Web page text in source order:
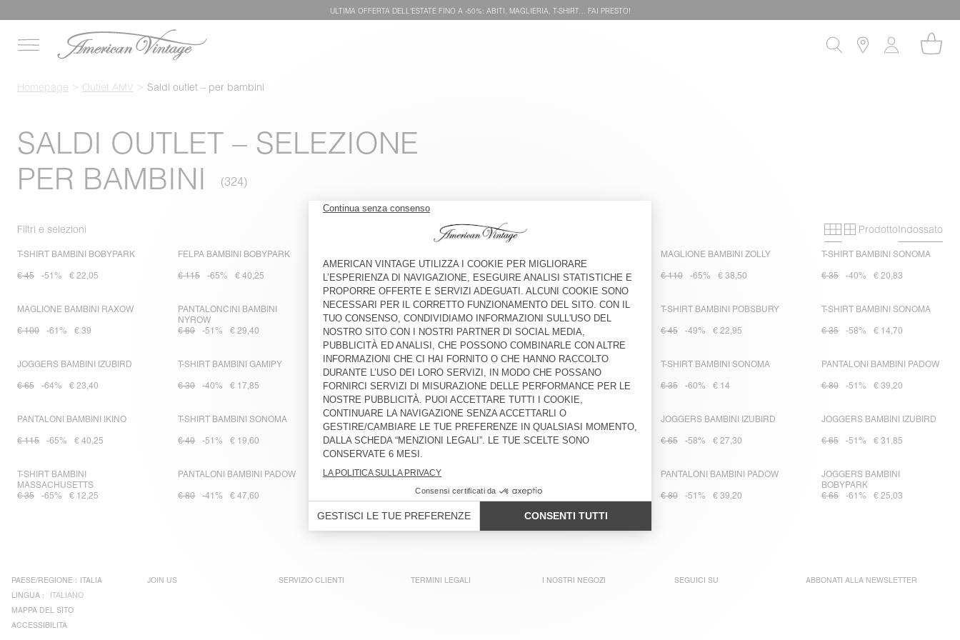
ULTIMA OFFERTA DELL'ESTATE FINO A -50%: ABITI, MAGLIERIA, T-SHIRT… FAI PRESTO!
Homepage Outlet AMV Saldi outlet – per bambini
SALDI OUTLET – SELEZIONE
PER BAMBINI
Filtri e selezioni Primary grid
Secondary grid
ProdottoIndossato
T-SHIRT BAMBINI BOBYPARK
€ 45 -51% € 22,05
FELPA BAMBINI BOBYPARK
€ 115 -65% € 40,25 € 35 -40% € 20,83
POBSBURY
€ 40
-52% € 19,20
MAGLIONE BAMBINI ZOLLY
€ 110 -65% € 38,50
T-SHIRT BAMBINI SONOMA
€ 35 -40% € 20,83
MAGLIONE BAMBINI RAXOW
€ 100 -61% € 39
PANTALONCINI BAMBINI
NYROW
€ 60
-51% € 29,40
PANTALONCINI BAMBINI
PADOW
€ 65
-51% € 31,85
T-SHIRT BAMBINI SONOMA
€ 40 -51% € 19,60
T-SHIRT BAMBINI POBSBURY
€ 45 -49% € 22,95
T-SHIRT BAMBINI SONOMA
€ 35 -58% € 14,70
JOGGERS BAMBINI IZUBIRD
€ 65 -64% € 23,40
T-SHIRT BAMBINI GAMIPY
€ 30 -40% € 17,85
T-SHIRT BAMBINI
MASSACHUSETTS
€ 35
-58% € 14,70
PANTALONI DA JOGGING
BAMBINI IFYNK
€ 75
-61% € 29,25
T-SHIRT BAMBINI SONOMA
€ 35 -60% € 14
PANTALONI BAMBINI PADOW
€ 80 -51% € 39,20
PANTALONI BAMBINI IKINO
€ 115 -65% € 40,25
T-SHIRT BAMBINI SONOMA
€ 40 -51% € 19,60
JOGGERS BAMBINI
BOBYPARK
€ 65
-58% € 27,30
T-SHIRT BAMBINI BYPTOW
€ 45 -58% € 18,90
JOGGERS BAMBINI IZUBIRD
€ 65 -58% € 27,30
JOGGERS BAMBINI IZUBIRD
€ 65 -51% € 31,85
T-SHIRT BAMBINI
MASSACHUSETTS
€ 35
-65% € 12,25
PANTALONI BAMBINI PADOW
€ 80 -41% € 47,60
T-SHIRT BAMBINI SONOMA
€ 19,60 € 30 -49%
PANTALONI BAMBINI PADOW
€ 80 -51% € 39,20
JOGGERS BAMBINI
BOBYPARK
€ 65
-61% € 25,03
PAESE/REGIONE : ITALIA
LINGUA :
ITALIANO
MAPPA DEL SITO
ACCESSIBILITÀ
JOIN US SERVIZIO CLIENTI TERMINI LEGALI I NOSTRI NEGOZI SEGUICI SU ABBONATI ALLA NEWSLETTER